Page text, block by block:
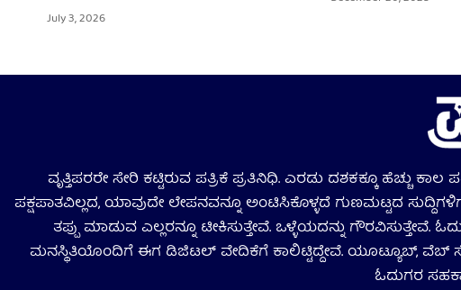
July 3, 2026
ವೃತ್ತಿಪರರೇ ಸೇರಿ ಕಟ್ಟಿರುವ ಪತ್ರಿಕೆ ಪ್ರತಿನಿಧಿ. ಎರಡು ದಶಕಕ್ಕೂ ಹೆಚ್ಚು
ಪಕ್ಷಪಾತವಿಲ್ಲದ, ಯಾವುದೇ ಲೇಪನವನ್ನೂ ಅಂಟಿಸಿಕೊಳ್ಳದೆ ಗುಣಮಟ್ಟದ
ತಪ್ಪು ಮಾಡುವ ಎಲ್ಲರನ್ನೂ ಟೀಕಿಸುತ್ತೇವೆ. ಒಳ್ಳೆಯದನ್ನು
ಮನಸ್ಥಿತಿಯೊಂದಿಗೆ ಈಗ ಡಿಜಿಟಲ್‌ ವೇದಿಕೆಗೆ ಕಾಲಿಟ್ಟಿದ್ದೇವೆ. ಯೂಟ್ಯೂಬ್‌, ವೆಬ್
ಓದುಗರ